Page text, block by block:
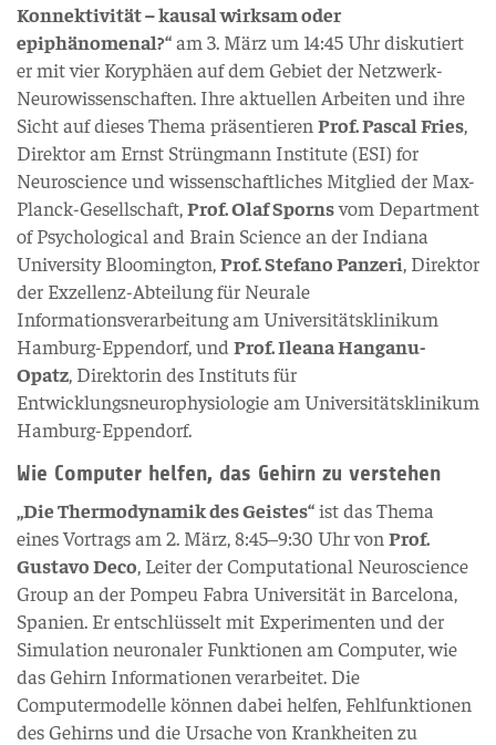
Konnektivität – kausal wirksam oder
epiphänomenal?“am 3. März um 14:45 Uhr diskutiert
er mit vier Koryphäen auf dem Gebiet der Netzwerk-
Neurowissenschaften. Ihre aktuellen Arbeiten und ihre
Sicht auf dieses Thema präsentieren Prof. Pascal Fries,
Direktor am Ernst Strüngmann Institute (ESI) for
Neuroscience und wissenschaftliches Mitglied der Max-
Planck-Gesellschaft,Prof. Olaf Spornsvom Department
of Psychological and Brain Science an der Indiana
University Bloomington,Prof. Stefano Panzeri, Direktor
der Exzellenz-Abteilung für Neurale
Informationsverarbeitung am Universitätsklinikum
Hamburg-Eppendorf, und Prof. Ileana Hanganu-
Opatz, Direktorin des Instituts für
Entwicklungsneurophysiologie am Universitätsklinikum
Hamburg-Eppendorf.
Wie Computer helfen, das Gehirn zu verstehen
„Die Thermodynamik des Geistes“ist das Thema
eines Vortrags am 2. März, 8:45–9:30 Uhr von Prof.
Gustavo Deco, Leiter der Computational Neuroscience
Group an der Pompeu Fabra Universität in Barcelona,
Spanien. Er entschlüsselt mit Experimenten und der
Simulation neuronaler Funktionen am Computer, wie
das Gehirn Informationen verarbeitet. Die
Computermodelle können dabei helfen, Fehlfunktionen
des Gehirns und die Ursache von Krankheiten zu